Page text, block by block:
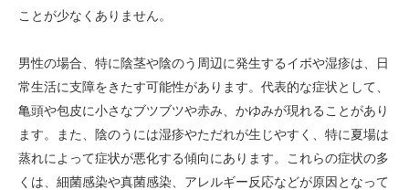
ことが少なくありません。
男性の場合、特に陰茎や陰のう周辺に発生するイボや湿疹は、日
常生活に支障をきたす可能性があります。代表的な症状として、
亀頭や包皮に小さなブツブツや赤み、かゆみが現れることがあり
ます。また、陰のうには湿疹やただれが生じやすく、特に夏場は
蒸れによって症状が悪化する傾向にあります。これらの症状の多
くは、細菌感染や真菌感染、アレルギー反応などが原因となって